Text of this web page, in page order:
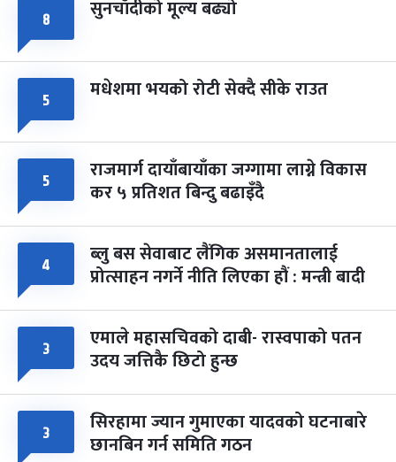
८ सुनचाँदीको मूल्य बढ्यो
५ मधेशमा भयको रोटी सेक्दै सीके राउत
५ राजमार्ग दायाँबायाँका जग्गामा लाग्ने विकास
कर ५ प्रतिशत बिन्दु बढाइँदै
४ ब्लु बस सेवाबाट लैंगिक असमानतालाई
प्रोत्साहन नगर्ने नीति लिएका हौं : मन्त्री बादी
३ एमाले महासचिवको दाबी- रास्वपाको पतन
उदय जत्तिकै छिटो हुन्छ
३ सिरहामा ज्यान गुमाएका यादवको घटनाबारे
छानबिन गर्न समिति गठन